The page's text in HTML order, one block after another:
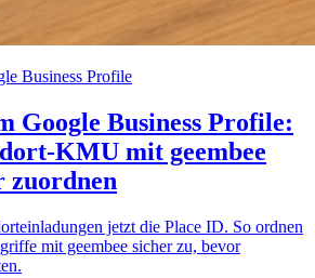
Business Profile
Google Business Profile:
KMU mit geembee
zuordnen
jetzt die Place ID. So ordnen
mit geembee sicher zu, bevor